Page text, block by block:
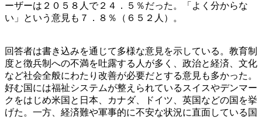
ーザーは２０５８人で２４．５％だった。「よく分からな
い」という意見も７．８％（６５２人）。
回答者は書き込みを通じて多様な意見を示している。教育制
度と徴兵制への不満を吐露する人が多く、政治と経済、文化
など社会全般にわたり改善が必要だとする意見も多かった。
好む国には福祉システムが整えられているスイスやデンマー
クをはじめ米国と日本、カナダ、ドイツ、英国などの国を挙
げた。一方、経済難や軍事的に不安な状況に直面している国